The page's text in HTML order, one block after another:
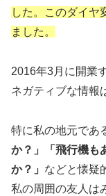
した。このダイヤ
ました。
2016年3月に開業
ネガティブな情報
特に私の地元であ
か？」「飛行機も
か？」 などと懐疑
私の周囲の友人は